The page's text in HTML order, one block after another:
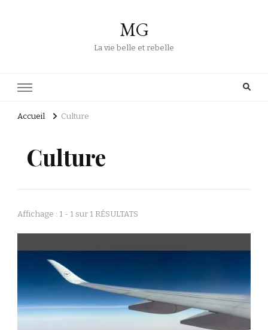
MG
La vie belle et rebelle
Accueil Culture
Culture
Affichage : 1 - 1 sur 1 RÉSULTATS